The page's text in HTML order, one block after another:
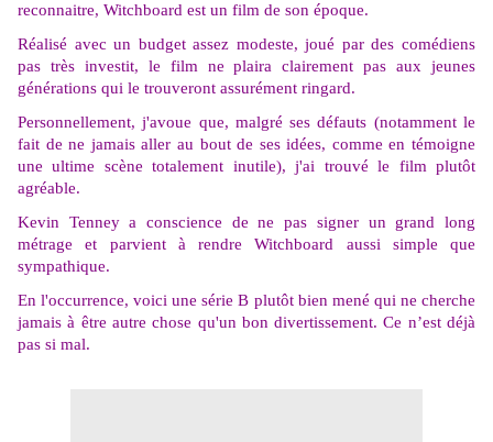
reconnaitre, Witchboard est un film de son époque.
Réalisé avec un budget assez modeste, joué par des comédiens
pas très investit, le film ne plaira clairement pas aux jeunes
générations qui le trouveront assurément ringard.
Personnellement, j'avoue que, malgré ses défauts (notamment le
fait de ne jamais aller au bout de ses idées, comme en témoigne
une ultime scène totalement inutile), j'ai trouvé le film plutôt
agréable.
Kevin Tenney a conscience de ne pas signer un grand long
métrage et parvient à rendre Witchboard aussi simple que
sympathique.
En l'occurrence, voici une série B plutôt bien mené qui ne cherche
jamais à être autre chose qu'un bon divertissement. Ce n’est déjà
pas si mal.